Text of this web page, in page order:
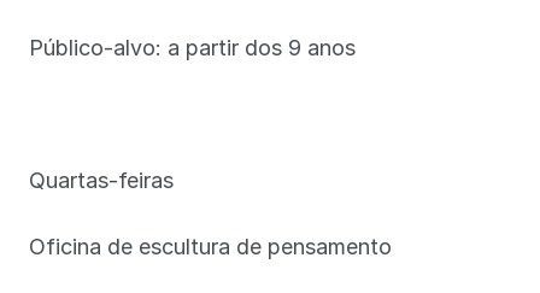
Público-alvo: a partir dos 9 anos
Quartas-feiras
Oficina de escultura de pensamento